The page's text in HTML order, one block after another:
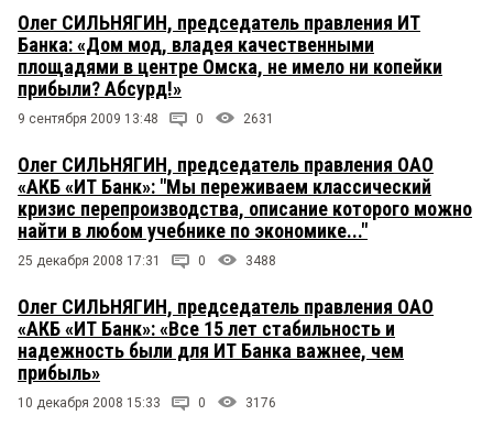
Олег СИЛЬНЯГИН, председатель правления ИТ
Банка: «Дом мод, владея качественными
площадями в центре Омска, не имело ни копейки
прибыли? Абсурд!»
9 сентября 2009 13:48 0 2631
Олег СИЛЬНЯГИН, председатель правления ОАО
«АКБ «ИТ Банк»: "Мы переживаем классический
кризис перепроизводства, описание которого можно
найти в любом учебнике по экономике..."
25 декабря 2008 17:31 0 3488
Олег СИЛЬНЯГИН, председатель правления ОАО
«АКБ «ИТ Банк»: «Все 15 лет стабильность и
надежность были для ИТ Банка важнее, чем
прибыль»
10 декабря 2008 15:33 0 3176